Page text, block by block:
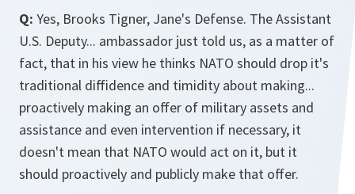
Q: Yes, Brooks Tigner, Jane's Defense. The Assistant
U.S. Deputy... ambassador just told us, as a matter of
fact, that in his view he thinks NATO should drop it's
traditional diffidence and timidity about making...
proactively making an offer of military assets and
assistance and even intervention if necessary, it
doesn't mean that NATO would act on it, but it
should proactively and publicly make that offer.